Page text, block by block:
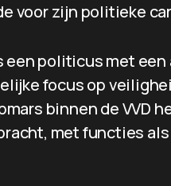
voor zijn politieke
een politicus met
focus op
binnen de VVD
met functies